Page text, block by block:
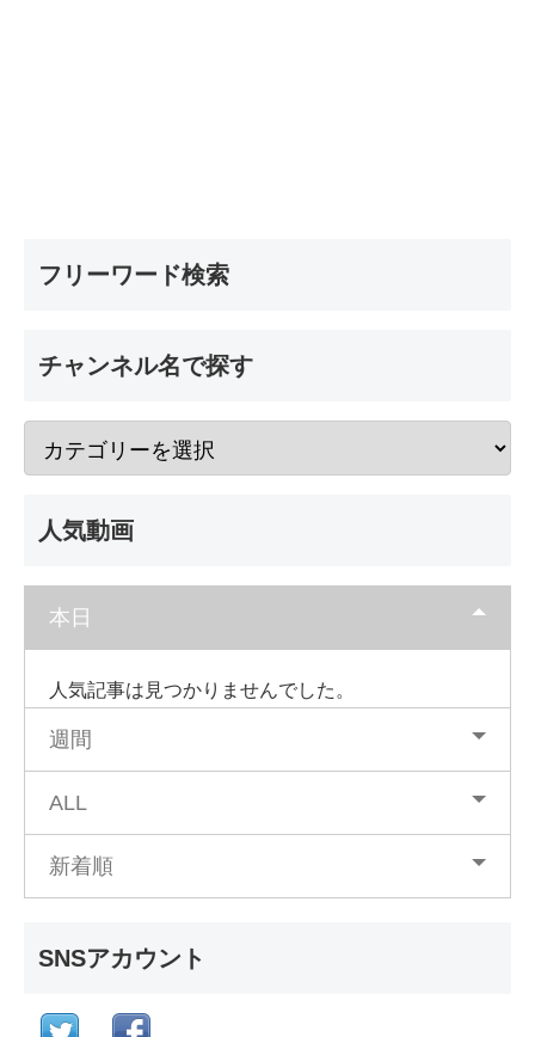
フリーワード検索
チャンネル名で探す
人気動画
本日
人気記事は見つかりませんでした。
週間
ALL
新着順
SNSアカウント